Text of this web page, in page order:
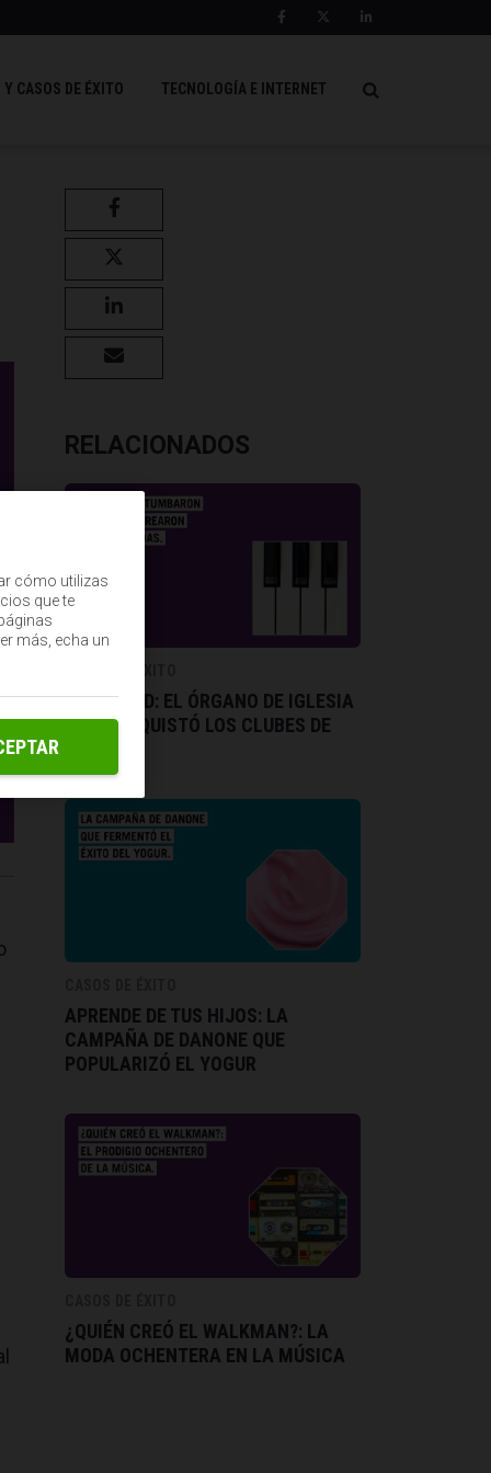
Y CASOS DE ÉXITO TECNOLOGÍA E INTERNET
RELACIONADOS
HAMMOND: EL ÓRGANO DE IGLESIA
QUE CONQUISTÓ LOS CLUBES DE
APRENDE DE TUS HIJOS: LA
CAMPAÑA DE DANONE QUE
POPULARIZÓ EL YOGUR
¿QUIÉN CREÓ EL WALKMAN?: LA
MODA OCHENTERA EN LA MÚSICA
cómo utilizas
que te
más, echa un